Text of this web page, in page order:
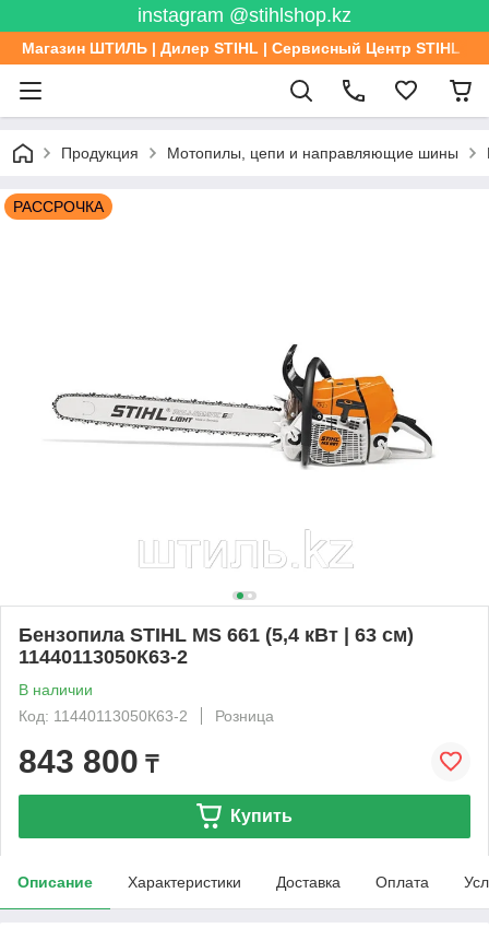
instagram @stihlshop.kz
Магазин ШТИЛЬ | Дилер STIHL | Сервисный Центр STIHL
Продукция Мотопилы, цепи и направляющие шины
РАССРОЧКА
Бензопила STIHL MS 661 (5,4 кВт | 63 см)
11440113050К63-2
В наличии
Код: 11440113050К63-2
Розница
843 800 ₸
Купить
Описание Характеристики Доставка Оплата